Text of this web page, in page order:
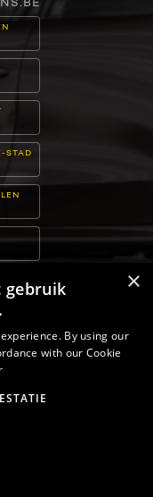
STAD
×
gebruik
By using our
with our Cookie